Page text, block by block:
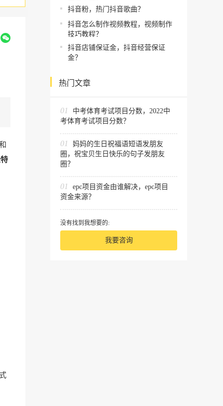
抖音粉，热门抖音歌曲？
抖音怎么制作视频教程，视频制作
技巧教程？
抖音店铺保证金，抖音经营保证
金？
热门文章
01
中考体育考试项目分数，2022中
考体育考试项目分数？
01
妈妈的生日祝福语短语发朋友
圈，祝宝贝生日快乐的句子发朋友
圈？
01
epc项目资金由谁解决，epc项目
资金来源？
没有找到我想要的:
我要咨询